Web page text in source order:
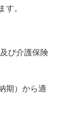
。
び介護保険
期）から適